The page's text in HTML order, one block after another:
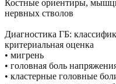
Костные ориентиры,
нервных стволов
Диагностика ГБ:
критериальная оценка
• мигрень
• головная боль
• кластерные головные